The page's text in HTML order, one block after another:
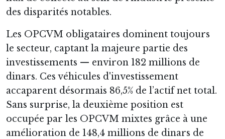
des disparités notables.
Les OPCVM obligataires dominent toujours
le secteur, captant la majeure partie des
investissements — environ 182 millions de
dinars. Ces véhicules d'investissement
accaparent désormais 86,5% de l’actif net total.
Sans surprise, la deuxième position est
occupée par les OPCVM mixtes grâce à une
amélioration de 148,4 millions de dinars de